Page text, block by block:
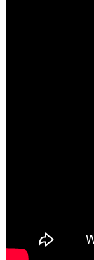
前被殺者變成
是不斷地有冤